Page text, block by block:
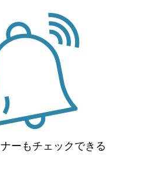
ーもチェックできる